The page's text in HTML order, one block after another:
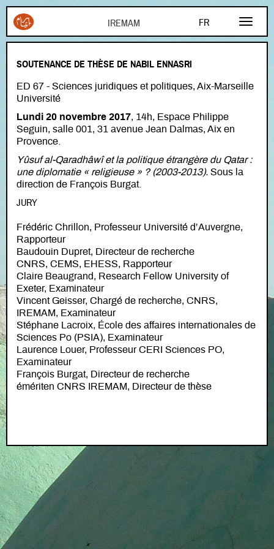
FR
EN
Aller au contenu principal
SOUTENANCE DE THÈSE DE NABIL ENNASRI
ED 67 - Sciences juridiques et politiques, Aix-Marseille
Université
Lundi 20 novembre 2017, 14h, Espace Philippe
Seguin, salle 001, 31 avenue Jean Dalmas, Aix en
Provence.
Yûsuf al-Qaradhâwî et la politique étrangère du Qatar :
une diplomatie « religieuse » ? (2003-2013). Sous la
direction de François Burgat.
JURY
Frédéric Chrillon, Professeur Université d’Auvergne,
Rapporteur
Baudouin Dupret, Directeur de recherche
CNRS, CEMS, EHESS, Rapporteur
Claire Beaugrand, Research Fellow University of
Exeter, Examinateur
Vincent Geisser, Chargé de recherche, CNRS,
IREMAM, Examinateur
Stéphane Lacroix, École des affaires internationales de
Sciences Po (PSIA), Examinateur
Laurence Louer, Professeur CERI Sciences PO,
Examinateur
François Burgat, Directeur de recherche
émériten CNRS IREMAM, Directeur de thèse